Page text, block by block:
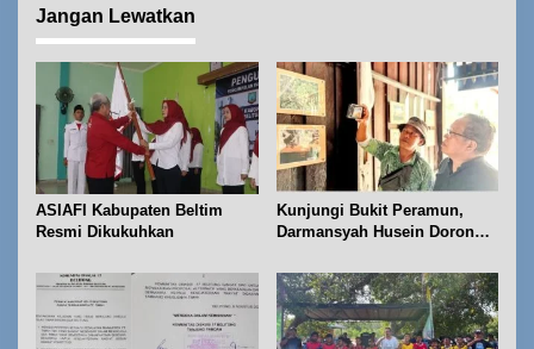
s
i
o
s
Jangan Lewatkan
ASIAFI Kabupaten Beltim
Resmi Dikukuhkan
Kunjungi Bukit Peramun,
Darmansyah Husein Dorong